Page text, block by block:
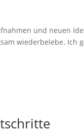
und neuen
wiederbelebe. Ich